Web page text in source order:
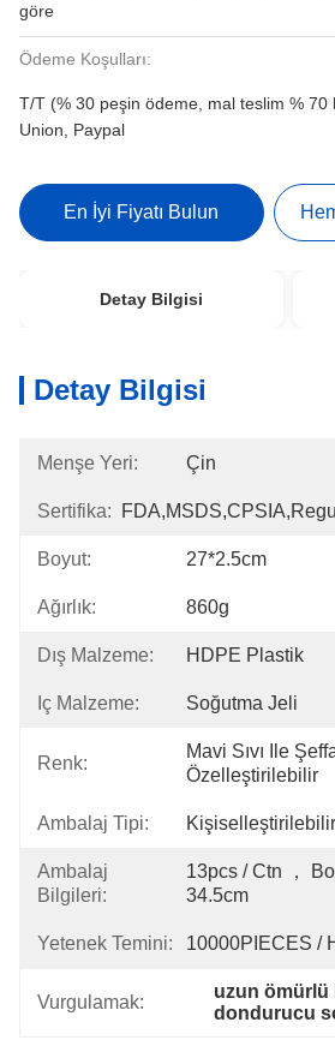
göre
Ödeme Koşulları:
T/T (% 30 peşin ödeme, mal teslim % 70
Union, Paypal
En İyi Fiyatı Bulun
Detay Bilgisi
Detay Bilgisi
Menşe Yeri: Çin
Sertifika:
Boyut: 27*2.5cm
Ağırlık: 860g
Dış Malzeme: HDPE Plastik
Iç Malzeme: Soğutma Jeli
Renk:
Mavi Sıvı Ile
Özelleştirilebilir
Ambalaj Tipi: Kişiselleştirilebilir
Ambalaj
Bilgileri:
13pcs / Ctn ，
34.5cm
Yetenek Temini: 10000PIECES /
Vurgulamak:
uzun ömürlü
dondurucu